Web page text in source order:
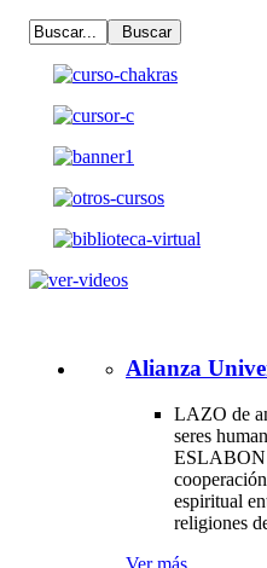
Alianza
LAZO de
seres
ESLABON
espiritual
religiones